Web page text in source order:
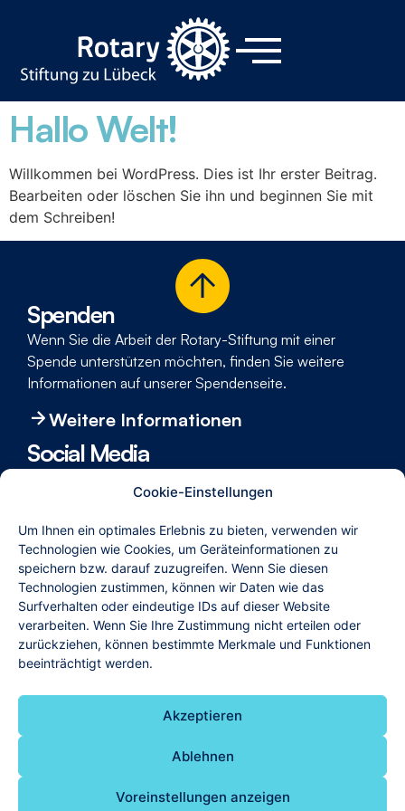
Cookie-Einstellungen
Um Ihnen ein optimales Erlebnis zu bieten, verwenden wir
Technologien wie Cookies, um Geräteinformationen zu
speichern bzw. darauf zuzugreifen. Wenn Sie diesen
Technologien zustimmen, können wir Daten wie das
Surfverhalten oder eindeutige IDs auf dieser Website
verarbeiten. Wenn Sie Ihre Zustimmung nicht erteilen oder
zurückziehen, können bestimmte Merkmale und Funktionen
beeinträchtigt werden.
Akzeptieren
Ablehnen
Voreinstellungen anzeigen
Hallo Welt!
Willkommen bei WordPress. Dies ist Ihr erster Beitrag.
Bearbeiten oder löschen Sie ihn und beginnen Sie mit
dem Schreiben!
Spenden
Wenn Sie die Arbeit der Rotary-Stiftung mit einer
Spende unter­stützen möchten, finden Sie weitere
Informationen auf unserer Spenden­seite.
Weitere Informationen
Social Media
Rotary Stiftung zu erhalten, folgen Sie uns bei
Facebook, Instagram und YouTube.
Internet-Partner
© 2025 Rotary Stiftung zu Lübeck
Datenschutz